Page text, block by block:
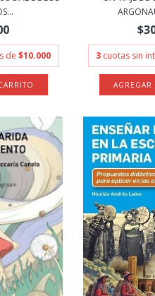
de$10.000 3 cuotas sin